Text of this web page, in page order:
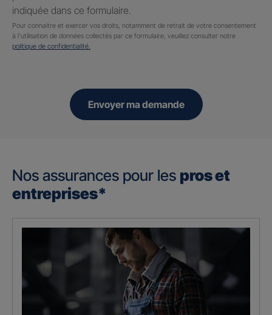
indiquée dans ce formulaire.
Pour connaitre et exercer vos droits, notamment de retrait de votre consentement
à l'utilisation de données collectés par ce formulaire, veuillez consulter notre
politique de confidentialité.
Envoyer ma demande
Nos assurances pour les pros et
entreprises*